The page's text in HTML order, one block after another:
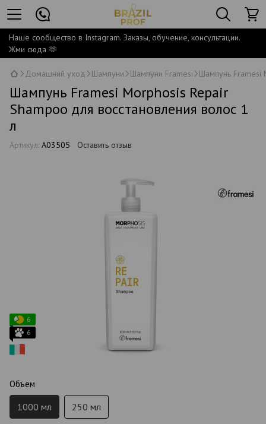
Наше сообщество в Instagram. Заказы, обучение, консультации.
Жми сюда 🫶
Домашний уход Шампуни Шампуни Framesi Шампунь Framesi
Шампунь Framesi Morphosis Repair
Shampoo для восстановления волос 1
л
Артикул: A03505 Оставить отзыв
6
6
Объем
1000 мл 250 мл